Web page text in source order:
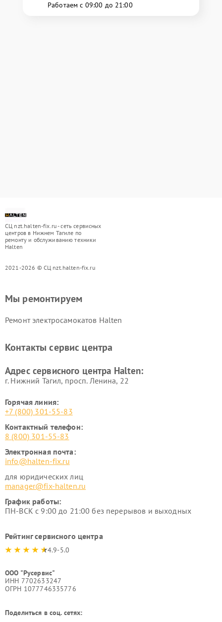
Работаем с 09:00 до 21:00
СЦ nzt.halten-fix.ru - сеть сервисных
центров в Нижнем Тагиле по
ремонту и обслуживанию техники
Halten
2021-2026 © СЦ nzt.halten-fix.ru
Мы ремонтируем
Ремонт электросамокатов Halten
Контакты сервис центра
Адрес сервисного центра Halten:
г. Нижний Тагил, просп. Ленина, 22
Горячая линия:
+7 (800) 301-55-83
Контактный телефон:
8 (800) 301-55-83
Электронная почта:
info@halten-fix.ru
для юридических лиц
manager@fix-halten.ru
График работы:
ПН-ВСК с 9:00 до 21:00 без перерывов и выходных
Рейтинг сервисного центра
4.9-5.0
ООО "Русервис"
ИНН 7702633247
ОГРН 1077746335776
Поделиться в соц. сетях: